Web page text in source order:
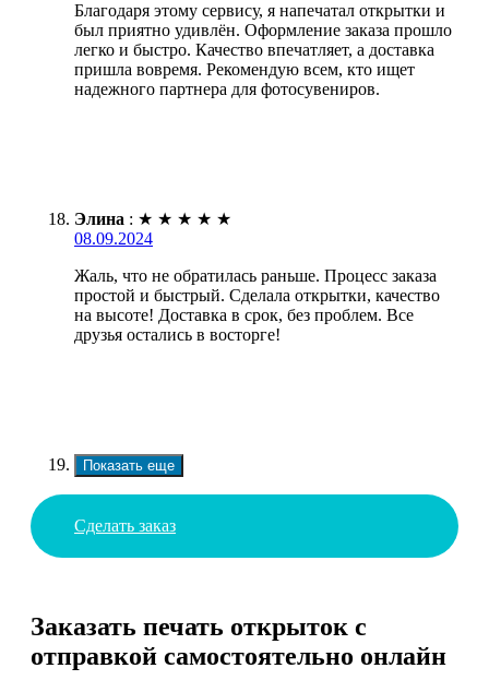
Благодаря этому сервису, я напечатал открытки и
был приятно удивлён. Оформление заказа прошло
легко и быстро. Качество впечатляет, а доставка
пришла вовремя. Рекомендую всем, кто ищет
надежного партнера для фотосувениров.
Элина : ★ ★ ★ ★ ★
08.09.2024
Жаль, что не обратилась раньше. Процесс заказа
простой и быстрый. Сделала открытки, качество
на высоте! Доставка в срок, без проблем. Все
друзья остались в восторге!
Показать еще
Сделать заказ
Заказать печать открыток с
отправкой самостоятельно онлайн